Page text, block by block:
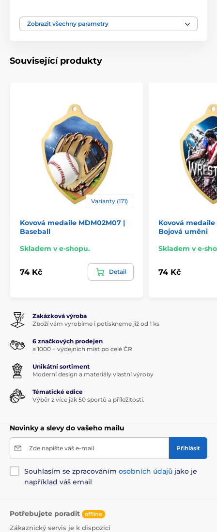
Typ ocenění
Zobrazit všechny parametry
Související produkty
Varianty (171)
Kovová medaile MDM02M07 |
Baseball
Skladem v e-shopu.
74 Kč Detail
Kovová medaile
Bojová uměni
Skladem v e-
74 Kč
Zakázková výroba
Zboží vám vyrobíme i potiskneme již od 1 ks
6 značkových prodejen
a 1000 + výdejních míst po celé ČR
Unikátní sortiment
Moderní design a materiály vlastní výroby
Tématické edice
Výběr z více jak 50 sportů a příležitostí.
Novinky a slevy do vašeho mailu
Zde napište váš e-mail Přihlásit
Souhlasím se zpracováním osobních údajů jako je
například váš email
Potřebujete poradit offline
Zákaznický servis je k dispozici